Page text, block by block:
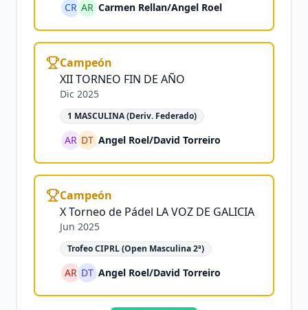
CR AR Carmen Rellan/Angel Roel
Campeón
XII TORNEO FIN DE AÑO
Dic 2025
1 MASCULINA (Deriv. Federado)
AR DT Angel Roel/David Torreiro
Campeón
X Torneo de Pádel LA VOZ DE GALICIA
Jun 2025
Trofeo CIPRL (Open Masculina 2ª)
AR DT Angel Roel/David Torreiro